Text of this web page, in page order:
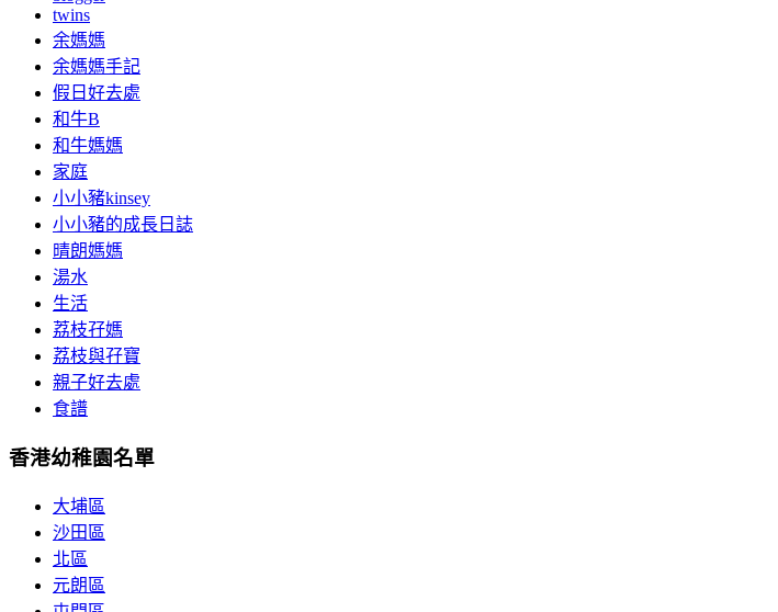
twins
余媽媽
余媽媽手記
假日好去處
和牛B
和牛媽媽
家庭
小小豬kinsey
小小豬的成長日誌
晴朗媽媽
湯水
生活
荔枝孖媽
荔枝與孖寶
親子好去處
食譜
香港幼稚園名單
大埔區
沙田區
北區
元朗區